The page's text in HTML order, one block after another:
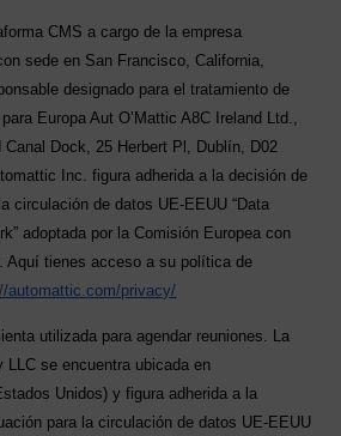
CMS a cargo de la empresa
sede en San Francisco, California,
designado para el tratamiento de
Europa Aut O’Mattic A8C Ireland Ltd.,
Canal Dock, 25 Herbert Pl, Dublín, D02
Inc. figura adherida a la decisión de
circulación de datos UE-EEUU “Data
adoptada por la Comisión Europea con
Aquí tienes acceso a su política de
automattic.com/privacy/
utilizada para agendar reuniones. La
LLC se encuentra ubicada en
Unidos) y figura adherida a la
para la circulación de datos UE-EEUU